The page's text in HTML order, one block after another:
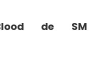
de SM